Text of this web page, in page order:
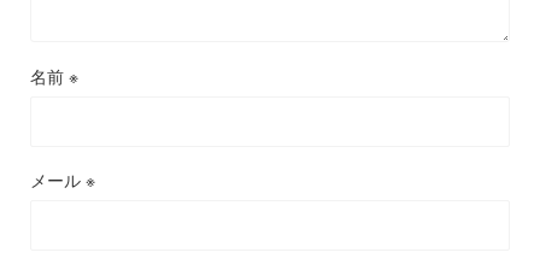
名前 ※
メール ※